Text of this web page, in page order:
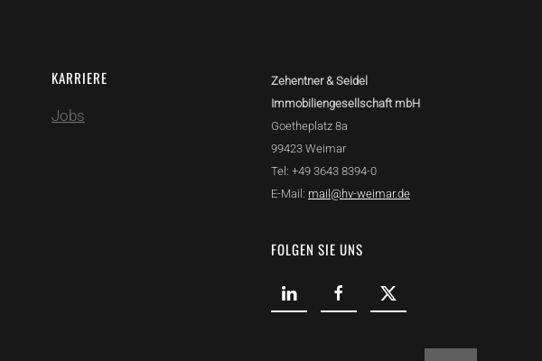
KARRIERE
Jobs
Zehentner & Seidel
Immobiliengesellschaft mbH
Goetheplatz 8a
99423 Weimar
Tel: +49 3643 8394-0
E-Mail: mail@hv-weimar.de
FOLGEN SIE UNS